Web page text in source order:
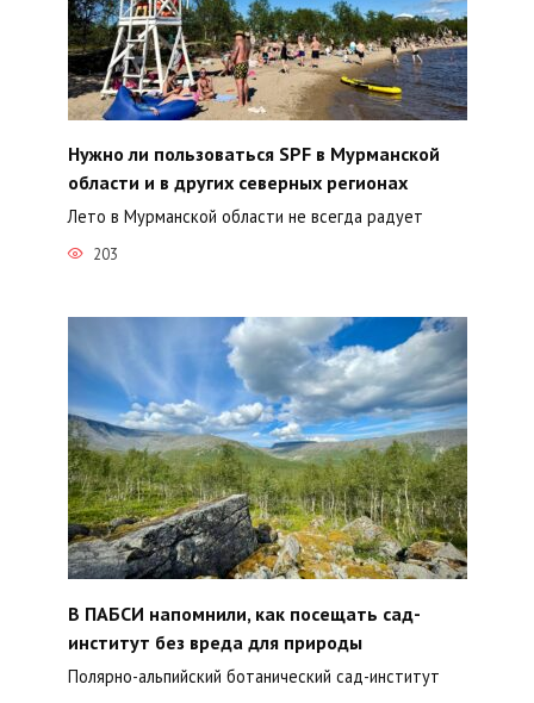
Нужно ли пользоваться SPF в Мурманской
области и в других северных регионах
Лето в Мурманской области не всегда радует
203
В ПАБСИ напомнили, как посещать сад-
институт без вреда для природы
Полярно-альпийский ботанический сад-институт